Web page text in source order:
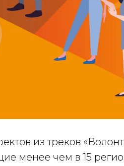
из треков
менее чем в 15